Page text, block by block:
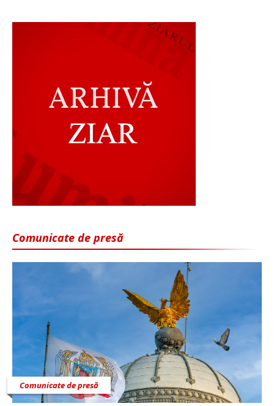
Comunicate de presă
Comunicate de presă